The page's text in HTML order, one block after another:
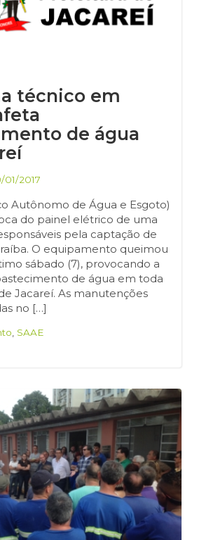
técnico em
de água
01/2017
Autônomo de Água e Esgoto)
do painel elétrico de uma
pela captação de
O equipamento queimou
sábado (7), provocando a
de água em toda
Jacareí. As manutenções
no […]
SAAE